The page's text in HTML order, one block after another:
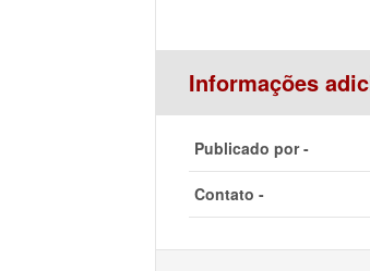
Informações
Publicado por -
Contato -